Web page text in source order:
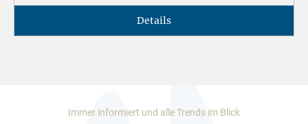
Details
Immer informiert und alle Trends im Blick